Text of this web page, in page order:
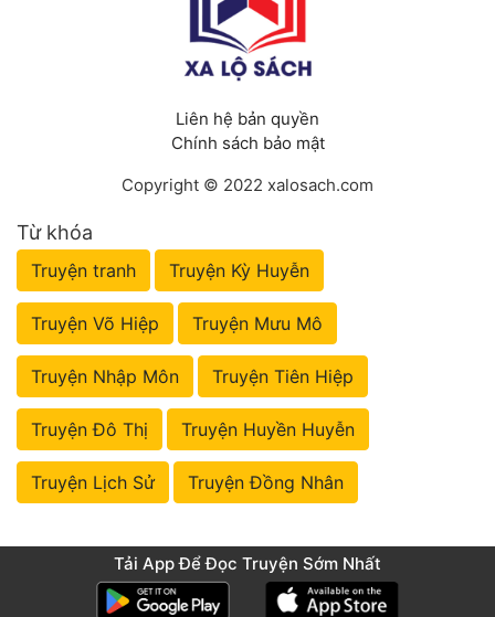
Liên hệ bản quyền
Chính sách bảo mật
Copyright © 2022 xalosach.com
Từ khóa
Truyện tranh Truyện Kỳ Huyễn
Truyện Võ Hiệp Truyện Mưu Mô
Truyện Nhập Môn Truyện Tiên Hiệp
Truyện Đô Thị Truyện Huyền Huyễn
Truyện Lịch Sử Truyện Đồng Nhân
Tải App Để Đọc Truyện Sớm Nhất